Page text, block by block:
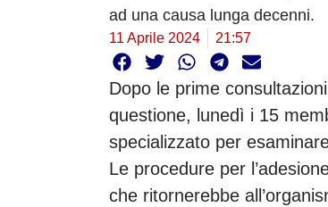
ad una causa lunga decenni.
11 Aprile 2024 21:57
Dopo le prime
questione, lunedì i 15
specializzato per
Le procedure per
che ritornerebbe